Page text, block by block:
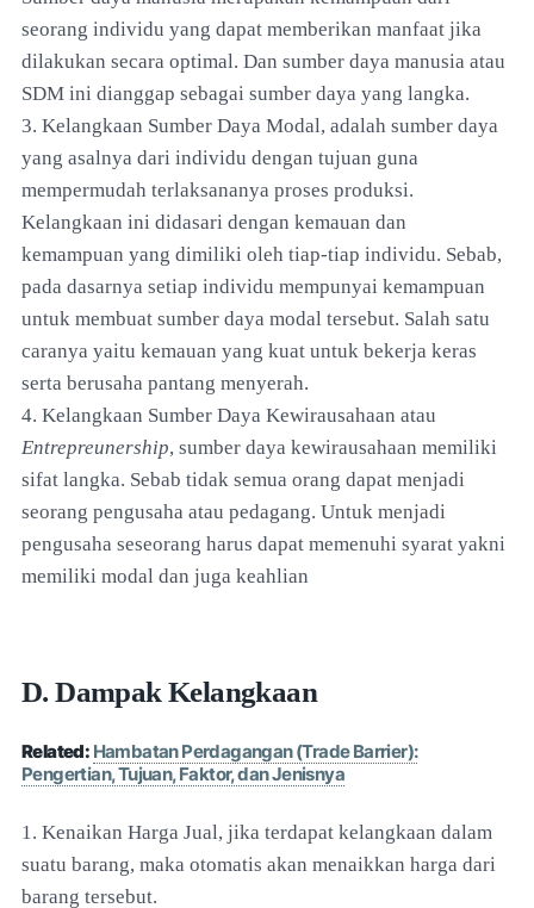
seorang individu yang dapat memberikan manfaat jika
dilakukan secara optimal. Dan sumber daya manusia atau
SDM ini dianggap sebagai sumber daya yang langka.
3. Kelangkaan Sumber Daya Modal, adalah sumber daya
yang asalnya dari individu dengan tujuan guna
mempermudah terlaksananya proses produksi.
Kelangkaan ini didasari dengan kemauan dan
kemampuan yang dimiliki oleh tiap-tiap individu. Sebab,
pada dasarnya setiap individu mempunyai kemampuan
untuk membuat sumber daya modal tersebut. Salah satu
caranya yaitu kemauan yang kuat untuk bekerja keras
serta berusaha pantang menyerah.
4. Kelangkaan Sumber Daya Kewirausahaan atau
Entrepreunership, sumber daya kewirausahaan memiliki
sifat langka. Sebab tidak semua orang dapat menjadi
seorang pengusaha atau pedagang. Untuk menjadi
pengusaha seseorang harus dapat memenuhi syarat yakni
memiliki modal dan juga keahlian
D. Dampak Kelangkaan
Related: Hambatan Perdagangan (Trade Barrier):
Pengertian, Tujuan, Faktor, dan Jenisnya
1. Kenaikan Harga Jual, jika terdapat kelangkaan dalam
suatu barang, maka otomatis akan menaikkan harga dari
barang tersebut.